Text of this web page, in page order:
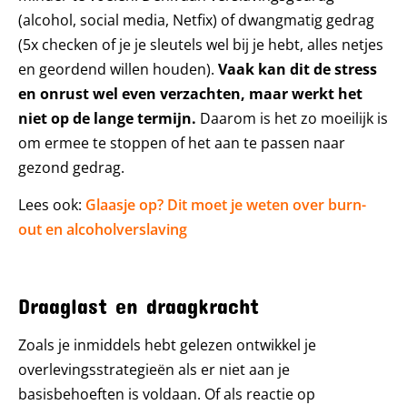
(alcohol, social media, Netfix) of dwangmatig gedrag
(5x checken of je je sleutels wel bij je hebt, alles netjes
en geordend willen houden). Vaak kan dit de stress
en onrust wel even verzachten, maar werkt het
niet op de lange termijn. Daarom is het zo moeilijk is
om ermee te stoppen of het aan te passen naar
gezond gedrag.
Lees ook: Glaasje op? Dit moet je weten over burn-
out en alcoholverslaving
Draaglast en draagkracht
Zoals je inmiddels hebt gelezen ontwikkel je
overlevingsstrategieën als er niet aan je
basisbehoeften is voldaan. Of als reactie op